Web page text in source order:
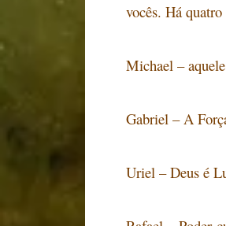
vocês. Há
Michael –
Gabriel – A
Uriel – Deus é